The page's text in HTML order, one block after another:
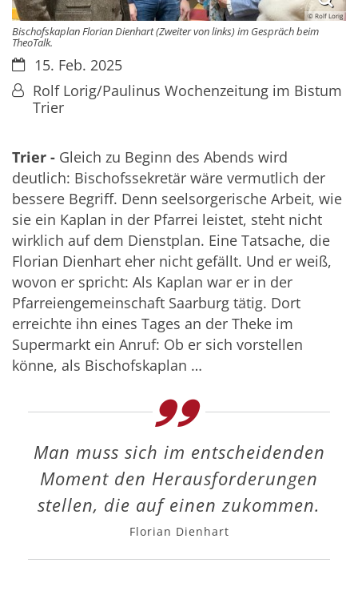
© Rolf Lorig
Bischofskaplan Florian Dienhart (Zweiter von links) im Gespräch beim
TheoTalk.
Datum:15. Feb. 2025
Von:Rolf Lorig/Paulinus Wochenzeitung im Bistum
Trier
Trier - Gleich zu Beginn des Abends wird
deutlich: Bischofssekretär wäre vermutlich der
bessere Begriff. Denn seelsorgerische Arbeit, wie
sie ein Kaplan in der Pfarrei leistet, steht nicht
wirklich auf dem Dienstplan. Eine Tatsache, die
Florian Dienhart eher nicht gefällt. Und er weiß,
wovon er spricht: Als Kaplan war er in der
Pfarreiengemeinschaft Saarburg tätig. Dort
erreichte ihn eines Tages an der Theke im
Supermarkt ein Anruf: Ob er sich vorstellen
könne, als Bischofskaplan …
Man muss sich im entscheidenden
Moment den Herausforderungen
stellen, die auf einen zukommen.
Florian Dienhart